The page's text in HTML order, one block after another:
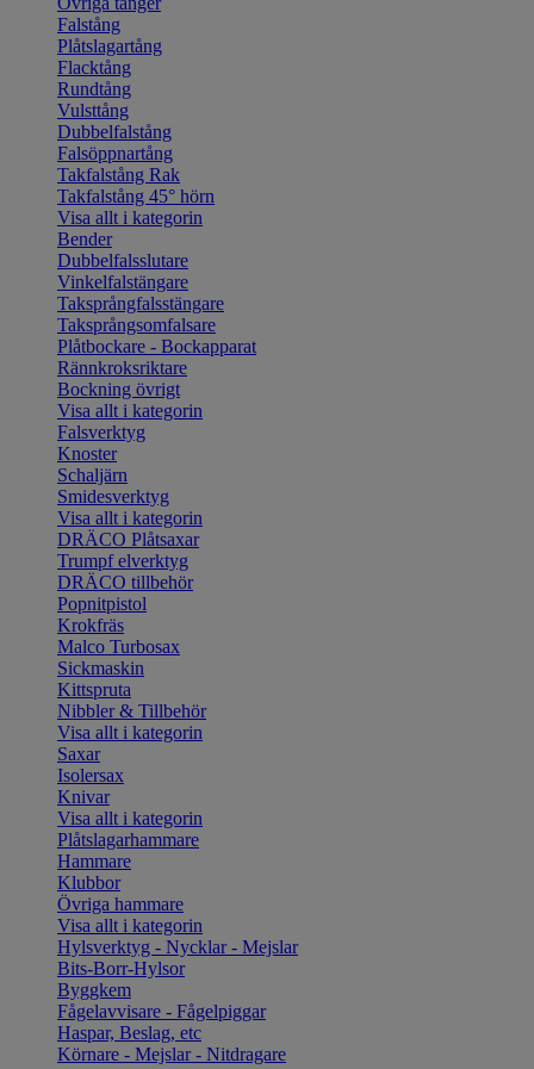
Falstång
Plåtslagartång
Flacktång
Rundtång
Vulsttång
Dubbelfalstång
Falsöppnartång
Takfalstång Rak
Takfalstång 45° hörn
Visa allt i kategorin
Bender
Dubbelfalsslutare
Vinkelfalstängare
Taksprångfalsstängare
Taksprångsomfalsare
Plåtbockare - Bockapparat
Rännkroksriktare
Bockning övrigt
Visa allt i kategorin
Falsverktyg
Knoster
Schaljärn
Smidesverktyg
Visa allt i kategorin
DRÄCO Plåtsaxar
Trumpf elverktyg
DRÄCO tillbehör
Popnitpistol
Krokfräs
Malco Turbosax
Sickmaskin
Kittspruta
Nibbler & Tillbehör
Visa allt i kategorin
Saxar
Isolersax
Knivar
Visa allt i kategorin
Plåtslagarhammare
Hammare
Klubbor
Övriga hammare
Visa allt i kategorin
Hylsverktyg - Nycklar - Mejslar
Bits-Borr-Hylsor
Byggkem
Fågelavvisare - Fågelpiggar
Haspar, Beslag, etc
Körnare - Mejslar - Nitdragare